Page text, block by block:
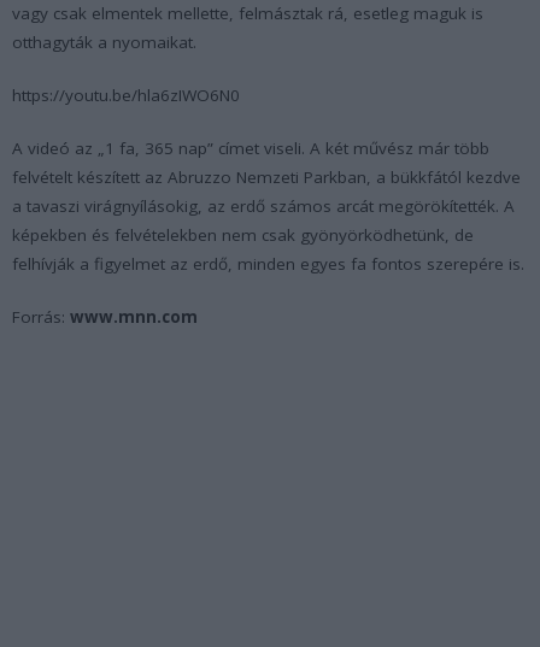
vagy csak elmentek mellette, felmásztak rá, esetleg maguk is
otthagyták a nyomaikat.
https://youtu.be/hla6zIWO6N0
A videó az „1 fa, 365 nap” címet viseli. A két művész már több
felvételt készített az Abruzzo Nemzeti Parkban, a bükkfától kezdve
a tavaszi virágnyílásokig, az erdő számos arcát megörökítették. A
képekben és felvételekben nem csak gyönyörködhetünk, de
felhívják a figyelmet az erdő, minden egyes fa fontos szerepére is.
Forrás: www.mnn.com